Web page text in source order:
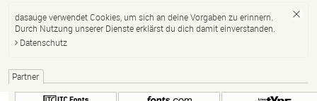
dasauge verwendet Cookies, um sich an deine Vorgaben zu erinnern.
Durch Nutzung unserer Dienste erklärst du dich damit einverstanden.
Datenschutz
Partner